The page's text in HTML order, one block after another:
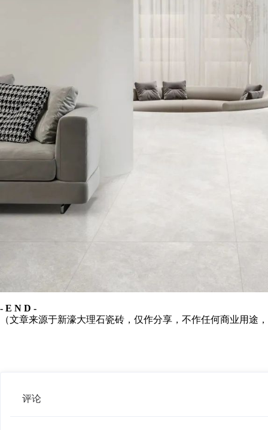
- E N D -
（文章来源于新濠大理石瓷砖，仅作分享，不作任何商业用途
评论